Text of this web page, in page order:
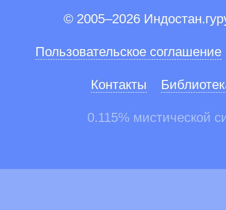
© 2005–2026
Пользовательское соглашение
Контакты
0.115% мистической